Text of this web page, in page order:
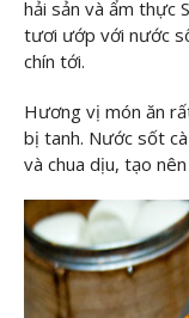
hải sản và ẩm thực
tươi ướp với nước
chín tới.
Hương vị món ăn
bị tanh. Nước sốt
và chua dịu, tạo